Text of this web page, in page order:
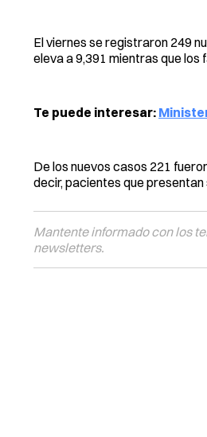
El viernes se registraron 249
eleva a 9,391 mientras que los
Te puede interesar:
De los nuevos casos 221
decir, pacientes que
Mantente informado con los
newsletters.